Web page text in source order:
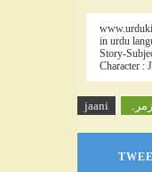
in urdu
Story-
Character :
زمرہ jaani